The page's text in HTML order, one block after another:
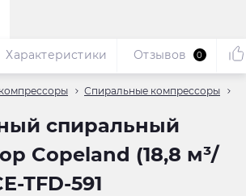
Спиральные компрессоры
спиральный
Copeland (18,8 м³/
TFD-591
Характеристики Отзывов 0